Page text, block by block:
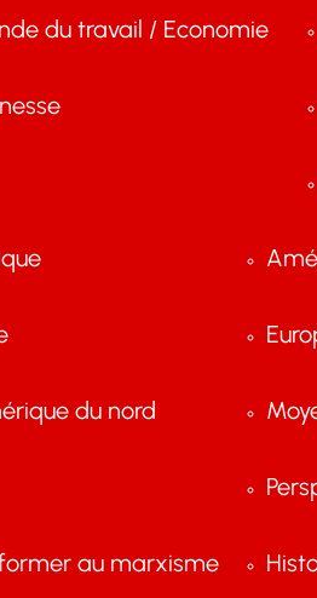
du travail / Economie
du nord
au marxisme